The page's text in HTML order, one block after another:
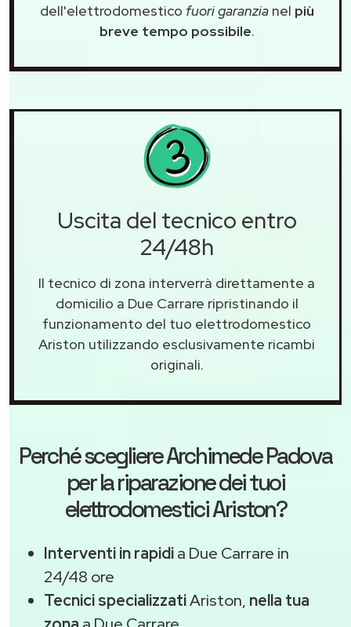
dell'elettrodomestico fuori garanzianel più
breve tempo possibile.
Uscita del tecnico entro
24/48h
Il tecnico di zona interverrà direttamente a
domicilio a Due Carrare ripristinando il
funzionamento del tuo elettrodomestico
Ariston utilizzando esclusivamente ricambi
originali.
Perché scegliereArchimede Padova
per la riparazione dei tuoi
elettrodomestici Ariston?
Interventi in rapidia Due Carrare in
24/48 ore
Tecnici specializzatiAriston, nella tua